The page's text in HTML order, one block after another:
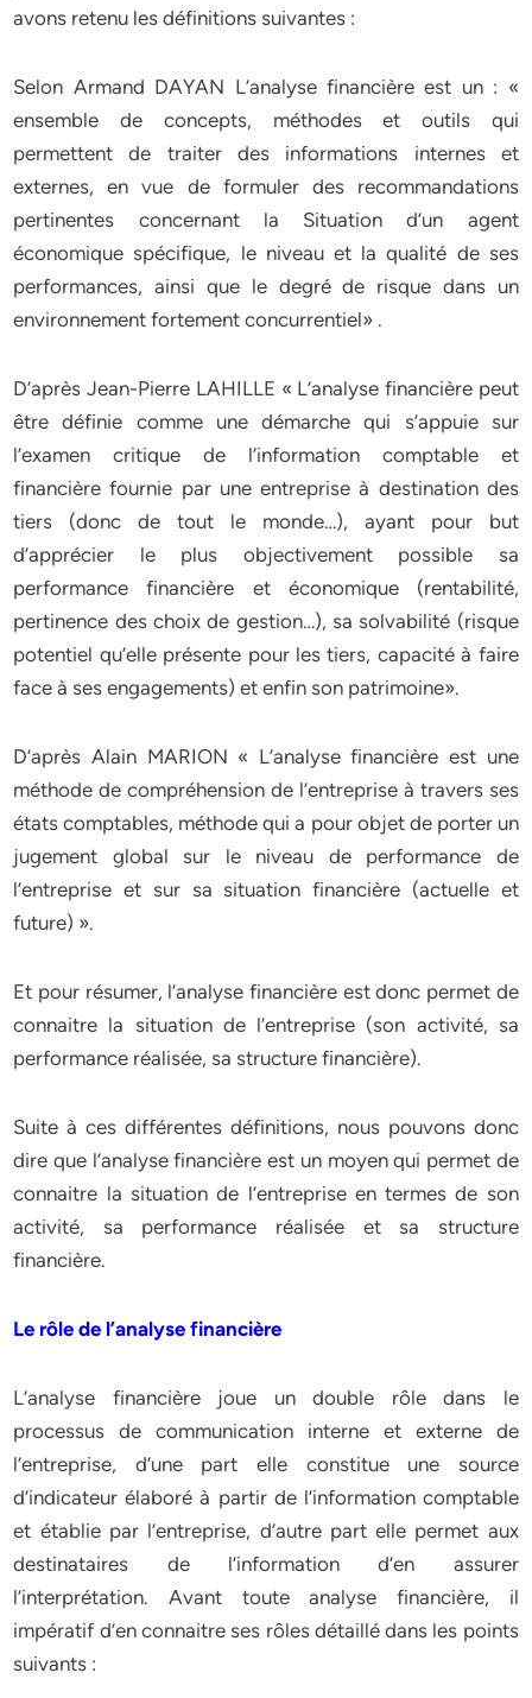
avons retenu les définitions suivantes :
Selon Armand DAYAN L’analyse financière est un : «
ensemble de concepts, méthodes et outils qui
permettent de traiter des informations internes et
externes, en vue de formuler des recommandations
pertinentes concernant la Situation d’un agent
économique spécifique, le niveau et la qualité de ses
performances, ainsi que le degré de risque dans un
environnement fortement concurrentiel» .
D’après Jean-Pierre LAHILLE « L’analyse financière peut
être définie comme une démarche qui s’appuie sur
l’examen critique de l’information comptable et
financière fournie par une entreprise à destination des
tiers (donc de tout le monde…), ayant pour but
d’apprécier le plus objectivement possible sa
performance financière et économique (rentabilité,
pertinence des choix de gestion…), sa solvabilité (risque
potentiel qu’elle présente pour les tiers, capacité à faire
face à ses engagements) et enfin son patrimoine».
D’après Alain MARION « L’analyse financière est une
méthode de compréhension de l’entreprise à travers ses
états comptables, méthode qui a pour objet de porter un
jugement global sur le niveau de performance de
l’entreprise et sur sa situation financière (actuelle et
future) ».
Et pour résumer, l’analyse financière est donc permet de
connaitre la situation de l’entreprise (son activité, sa
performance réalisée, sa structure financière).
Suite à ces différentes définitions, nous pouvons donc
dire que l’analyse financière est un moyen qui permet de
connaitre la situation de l’entreprise en termes de son
activité, sa performance réalisée et sa structure
financière.
Le rôle de l’analyse financière
L’analyse financière joue un double rôle dans le
processus de communication interne et externe de
l’entreprise, d’une part elle constitue une source
d’indicateur élaboré à partir de l’information comptable
et établie par l’entreprise, d’autre part elle permet aux
destinataires de l’information d’en assurer
l’interprétation. Avant toute analyse financière, il
impératif d’en connaitre ses rôles détaillé dans les points
suivants :